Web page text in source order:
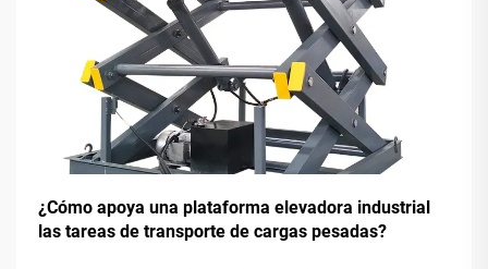
¿Cómo apoya una plataforma elevadora industrial
las tareas de transporte de cargas pesadas?